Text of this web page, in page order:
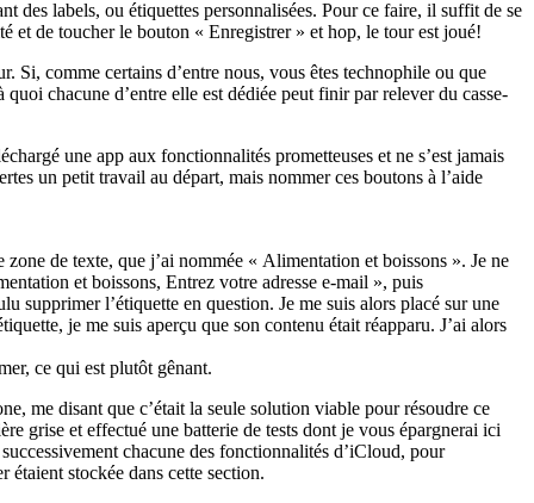
des labels, ou étiquettes personnalisées. Pour ce faire, il suffit de se
et de toucher le bouton « Enregistrer » et hop, le tour est joué!
Si, comme certains d’entre nous, vous êtes technophile ou que
chacune d’entre elle est dédiée peut finir par relever du casse-
une app aux fonctionnalités prometteuses et ne s’est jamais
un petit travail au départ, mais nommer ces boutons à l’aide
de texte, que j’ai nommée « Alimentation et boissons ». Je ne
et boissons, Entrez votre adresse e-mail », puis
supprimer l’étiquette en question. Je me suis alors placé sur une
je me suis aperçu que son contenu était réapparu. J’ai alors
ce qui est plutôt gênant.
me disant que c’était la seule solution viable pour résoudre ce
grise et effectué une batterie de tests dont je vous épargnerai ici
chacune des fonctionnalités d’iCloud, pour
stockée dans cette section.